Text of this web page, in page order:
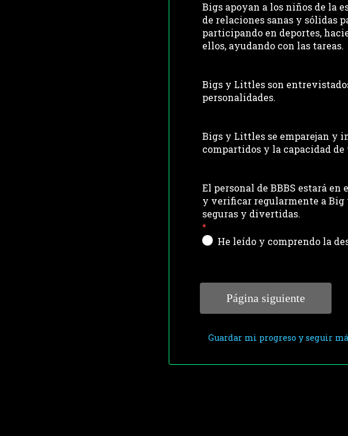
Bigs apoyan a los niños de la
de relaciones sanas y sólidas
participando en deportes,
ellos, ayudando con las tareas.
Bigs y Littles son
personalidades.
Bigs y Littles se emparejan y
compartidos y la capacidad
El personal de BBBS estará
y verificar regularmente a Big
seguras y divertidas.
He leído y comprendo la
Guardar mi progreso y seguir